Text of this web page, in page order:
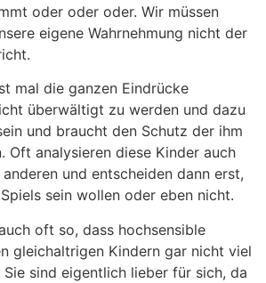
oder oder oder. Wir müssen
eigene Wahrnehmung nicht der
mal die ganzen Eindrücke
überwältigt zu werden und dazu
und braucht den Schutz der ihm
Oft analysieren diese Kinder auch
und entscheiden dann erst,
sein wollen oder eben nicht.
oft so, dass hochsensible
gleichaltrigen Kindern gar nicht viel
sind eigentlich lieber für sich, da